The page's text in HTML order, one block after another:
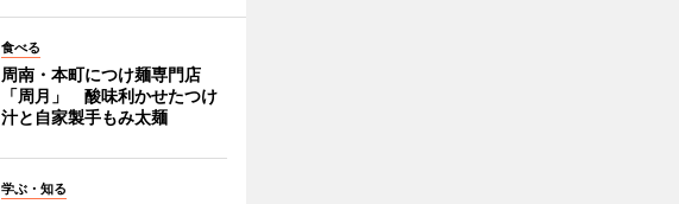
食べる
周南・本町につけ麺専門店
「周月」 酸味利かせたつけ
汁と自家製手もみ太麺
学ぶ・知る